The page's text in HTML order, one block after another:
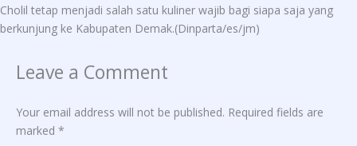
Cholil tetap menjadi salah satu kuliner wajib bagi siapa saja yang
berkunjung ke Kabupaten Demak.(Dinparta/es/jm)
Leave a Comment
Your email address will not be published. Required fields are
marked *